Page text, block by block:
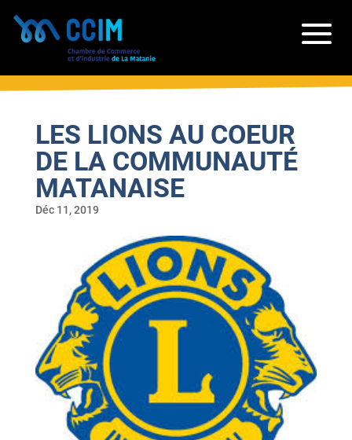
LES LIONS AU COEUR
DE LA COMMUNAUTÉ
MATANAISE
Déc 11, 2019